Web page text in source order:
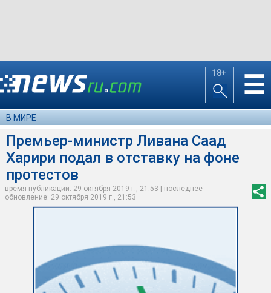
18+ ☰
В МИРЕ
Премьер-министр Ливана Саад
Харири подал в отставку на фоне
протестов
время публикации: 29 октября 2019 г., 21:53 | последнее
обновление: 29 октября 2019 г., 21:53